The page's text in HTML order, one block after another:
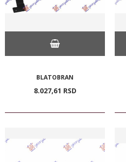
BLATOBRAN
8.027,61 RSD